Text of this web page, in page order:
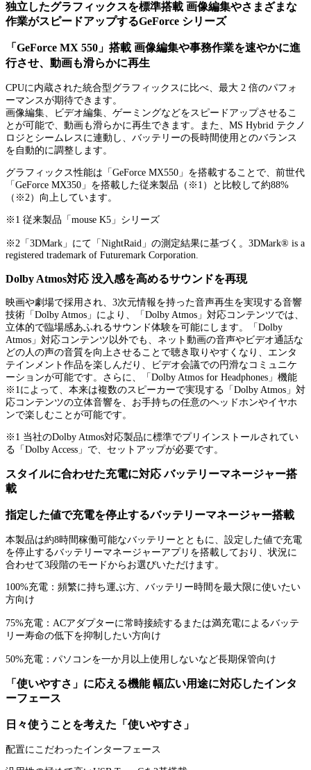
独立したグラフィックスを標準搭載 画像編集やさまざまな
作業がスピードアップするGeForce シリーズ
「GeForce MX 550」搭載 画像編集や事務作業を速やかに進
行させ、動画も滑らかに再生
CPUに内蔵された統合型グラフィックスに比べ、最大 2 倍のパフォ
ーマンスが期待できます。
画像編集、ビデオ編集、ゲーミングなどをスピードアップさせるこ
とが可能で、動画も滑らかに再生できます。また、MS Hybrid テクノ
ロジとシームレスに連動し、バッテリーの長時間使用とのバランス
を自動的に調整します。
グラフィックス性能は「GeForce MX550」を搭載することで、前世代
「GeForce MX350」を搭載した従来製品（※1）と比較して約88%
（※2）向上しています。
※1 従来製品「mouse K5」シリーズ
※2「3DMark」にて「NightRaid」の測定結果に基づく。3DMark® is a
registered trademark of Futuremark Corporation.
Dolby Atmos対応 没入感を高めるサウンドを再現
映画や劇場で採用され、3次元情報を持った音声再生を実現する音響
技術「Dolby Atmos」により、「Dolby Atmos」対応コンテンツでは、
立体的で臨場感あふれるサウンド体験を可能にします。「Dolby
Atmos」対応コンテンツ以外でも、ネット動画の音声やビデオ通話な
どの人の声の音質を向上させることで聴き取りやすくなり、エンタ
テインメント作品を楽しんだり、ビデオ会議での円滑なコミュニケ
ーションが可能です。さらに、「Dolby Atmos for Headphones」機能
※1によって、本来は複数のスピーカーで実現する「Dolby Atmos」対
応コンテンツの立体音響を、お手持ちの任意のヘッドホンやイヤホ
ンで楽しむことが可能です。
※1 当社のDolby Atmos対応製品に標準でプリインストールされてい
る「Dolby Access」で、セットアップが必要です。
スタイルに合わせた充電に対応 バッテリーマネージャー搭
載
指定した値で充電を停止するバッテリーマネージャー搭載
本製品は約8時間稼働可能なバッテリーとともに、設定した値で充電
を停止するバッテリーマネージャーアプリを搭載しており、状況に
合わせて3段階のモードからお選びいただけます。
100%充電：頻繁に持ち運ぶ方、バッテリー時間を最大限に使いたい
方向け
75%充電：ACアダプターに常時接続するまたは満充電によるバッテ
リー寿命の低下を抑制したい方向け
50%充電：パソコンを一か月以上使用しないなど長期保管向け
「使いやすさ」に応える機能 幅広い用途に対応したインタ
ーフェース
日々使うことを考えた「使いやすさ」
配置にこだわったインターフェース